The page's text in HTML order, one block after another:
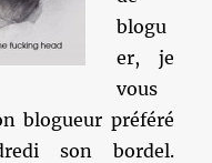
blogu
er, je
vous
blogueur préféré
son bordel.